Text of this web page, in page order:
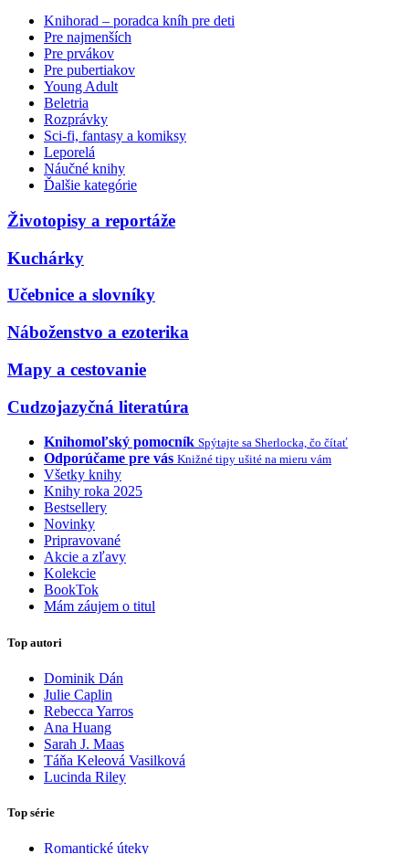
Knihorad – poradca kníh pre deti
Pre najmenších
Pre prvákov
Pre pubertiakov
Young Adult
Beletria
Rozprávky
Sci-fi, fantasy a komiksy
Leporelá
Náučné knihy
Ďalšie kategórie
Životopisy a reportáže
Kuchárky
Učebnice a slovníky
Náboženstvo a ezoterika
Mapy a cestovanie
Cudzojazyčná literatúra
Knihomoľský pomocník Spýtajte sa Sherlocka, čo čítať
Odporúčame pre vás Knižné tipy ušité na mieru vám
Všetky knihy
Knihy roka 2025
Bestsellery
Novinky
Pripravované
Akcie a zľavy
Kolekcie
BookTok
Mám záujem o titul
Top autori
Dominik Dán
Julie Caplin
Rebecca Yarros
Ana Huang
Sarah J. Maas
Táňa Keleová Vasilková
Lucinda Riley
Top série
Romantické úteky